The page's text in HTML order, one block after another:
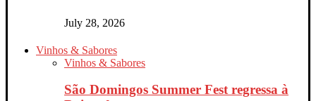
July 28, 2026
Vinhos & Sabores
Vinhos & Sabores
São Domingos Summer Fest regressa à